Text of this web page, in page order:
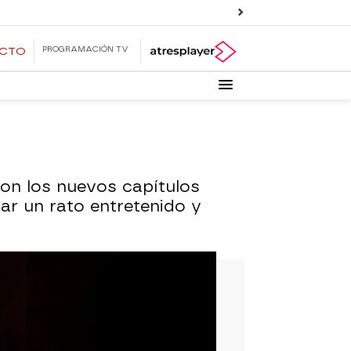
PROGRAMACIÓN TV
los nuevos capítulos
un rato entretenido y